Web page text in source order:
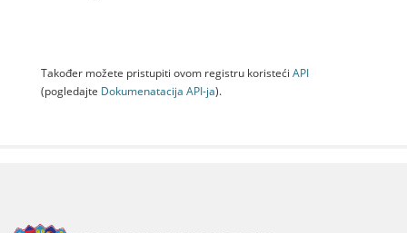
Također možete pristupiti ovom registru koristeći API
(pogledajte Dokumenаtаcijа API-jа).